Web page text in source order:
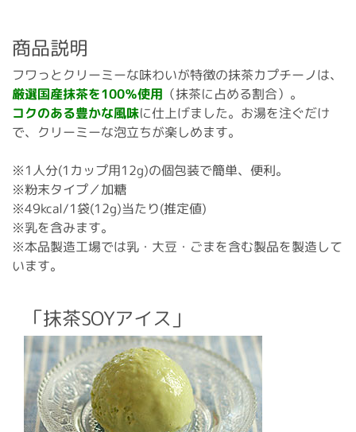
商品説明
フワっとクリーミーな味わいが特徴の抹茶カプチーノは、
厳選国産抹茶を100％使用 （抹茶に占める割合）。
コクのある豊かな風味に仕上げました。お湯を注ぐだけ
で、クリーミーな泡立ちが楽しめます。
※1人分(1カップ用12g)の個包装で簡単、便利。
※粉末タイプ／加糖
※49kcal/1袋(12g)当たり(推定値)
※乳を含みます。
※本品製造工場では乳・大豆・ごまを含む製品を製造して
います。
「抹茶SOYアイス」